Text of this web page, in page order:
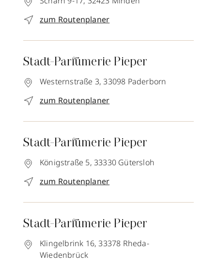
zum Routenplaner
Stadt-Parfümerie Pieper
Westernstraße 3, 33098 Paderborn
zum Routenplaner
Stadt-Parfümerie Pieper
Königstraße 5, 33330 Gütersloh
zum Routenplaner
Stadt-Parfümerie Pieper
Klingelbrink 16, 33378 Rheda-
Wiedenbrück